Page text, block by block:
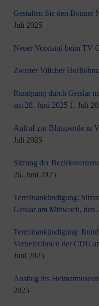
Gestalten Sie den Bonner
Juli 2025
Neuer Vorstand beim TV
Zweiter Vilicher
Rundgang durch Geislar
am 28. Juni 2025 1. Juli
Aufruf zur Blutspende in
Juli 2025
Sitzung der
26. Juni 2025
Terminankündigung:
Geislar am Mittwoch, den
Terminankündigung:
Vertreter:innen der CDU
Juni 2025
Ausflug ins
2025